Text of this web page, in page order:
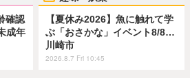
確認
成年
【夏休み2026】魚に触れて学
ぶ「おさかな」イベント8/8…
川崎市
2026.8.7 Fri 10:45